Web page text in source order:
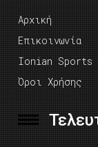
Αρχική
Επικοινωνία
Ionian Sports
Όροι Χρήσης